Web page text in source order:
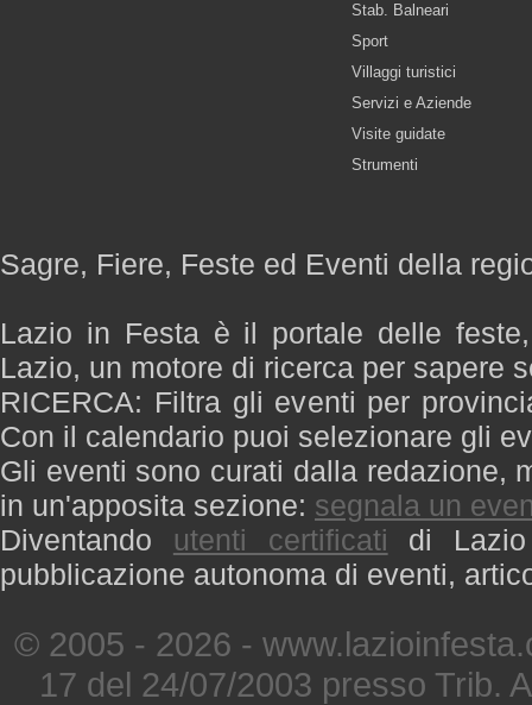
Stab. Balneari
Sport
Villaggi turistici
Servizi e Aziende
Visite guidate
Strumenti
Sagre, Fiere, Feste ed Eventi della
Lazio in Festa è il portale delle
Lazio, un motore di ricerca per sapere
RICERCA: Filtra gli eventi per
Con il calendario puoi selezionare gli
Gli eventi sono curati dalla redazione,
in un'apposita sezione: segnala un
Diventando utenti certificati di
pubblicazione autonoma di eventi,
© 2005 - 2026 -
17 del 24/07/2003 presso Trib.